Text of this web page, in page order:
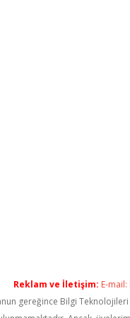
Reklam ve İletişim: E-mail:
gereğince Bilgi